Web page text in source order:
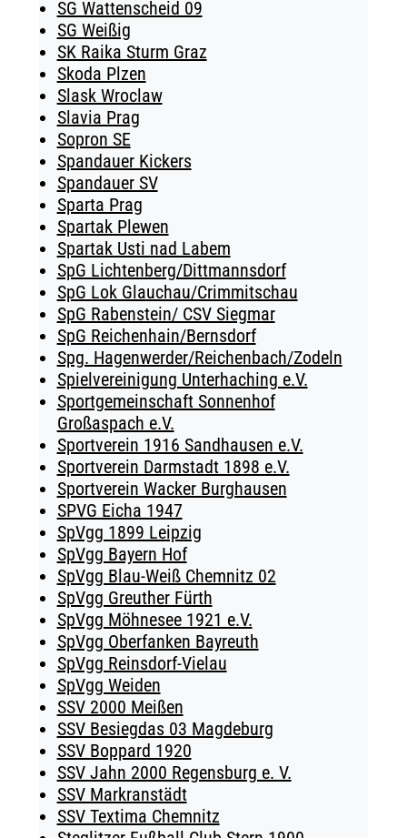
SG Wattenscheid 09
SG Weißig
SK Raika Sturm Graz
Skoda Plzen
Slask Wroclaw
Slavia Prag
Sopron SE
Spandauer Kickers
Spandauer SV
Sparta Prag
Spartak Plewen
Spartak Usti nad Labem
SpG Lichtenberg/Dittmannsdorf
SpG Lok Glauchau/Crimmitschau
SpG Rabenstein/ CSV Siegmar
SpG Reichenhain/Bernsdorf
Spg. Hagenwerder/Reichenbach/Zodeln
Spielvereinigung Unterhaching e.V.
Sportgemeinschaft Sonnenhof
Großaspach e.V.
Sportverein 1916 Sandhausen e.V.
Sportverein Darmstadt 1898 e.V.
Sportverein Wacker Burghausen
SPVG Eicha 1947
SpVgg 1899 Leipzig
SpVgg Bayern Hof
SpVgg Blau-Weiß Chemnitz 02
SpVgg Greuther Fürth
SpVgg Möhnesee 1921 e.V.
SpVgg Oberfanken Bayreuth
SpVgg Reinsdorf-Vielau
SpVgg Weiden
SSV 2000 Meißen
SSV Besiegdas 03 Magdeburg
SSV Boppard 1920
SSV Jahn 2000 Regensburg e. V.
SSV Markranstädt
SSV Textima Chemnitz